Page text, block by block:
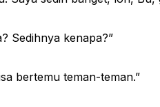
Sedihnya kenapa?”
bertemu teman-teman.”